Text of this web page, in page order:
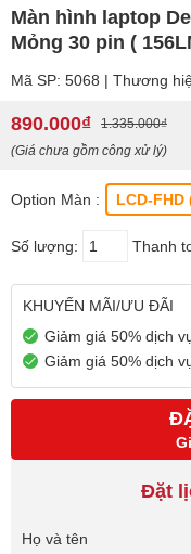
Màn hình laptop
Mỏng 30 pin (
Mã SP: 5068 | Thương
890.000₫
1.335.000₫
(Giá chưa gồm công xử lý)
Option Màn : LCD-FHD
Số lượng: Thanh
KHUYẾN MÃI/ƯU ĐÃI
Giảm giá 50% dịch
Giảm giá 50% dịch
Đặt
Họ và tên